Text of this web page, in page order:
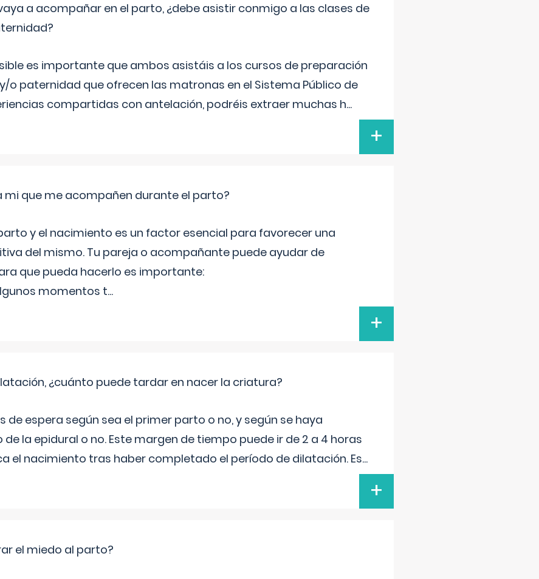
a acompañar en el parto, ¿debe asistir conmigo a las clases de
es importante que ambos asistáis a los cursos de preparación
o paternidad que ofrecen las matronas en el Sistema Público de
compartidas con antelación, podréis extraer muchas h...
+
mi que me acompañen durante el parto?
y el nacimiento es un factor esencial para favorecer una
del mismo. Tu pareja o acompañante puede ayudar de
que pueda hacerlo es importante:
momentos t...
+
¿cuánto puede tardar en nacer la criatura?
de espera según sea el primer parto o no, y según se haya
la epidural o no. Este margen de tiempo puede ir de 2 a 4 horas
el nacimiento tras haber completado el período de dilatación. Es...
+
el miedo al parto?